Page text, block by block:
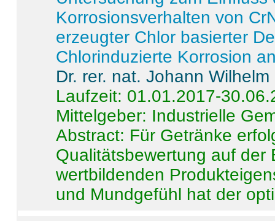
Korrosionsverhalten von
erzeugter Chlor basierter
Chlorinduzierte Korrosion
Dr. rer. nat. Johann
Laufzeit: 01.01.2017-
Mittelgeber: Industrielle
Abstract: Für Getränke
Qualitätsbewertung auf der
wertbildenden
und Mundgefühl hat der